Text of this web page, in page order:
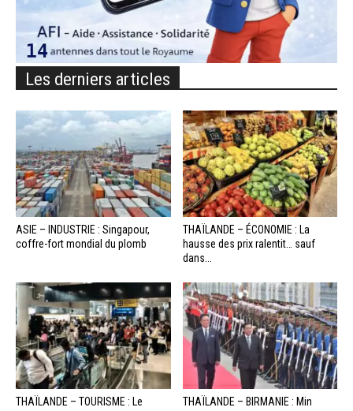
Les derniers articles
ASIE – INDUSTRIE : Singapour,
coffre-fort mondial du plomb
THAÏLANDE – ÉCONOMIE : La
hausse des prix ralentit… sauf
dans...
THAÏLANDE – TOURISME : Le
THAÏLANDE – BIRMANIE : Min